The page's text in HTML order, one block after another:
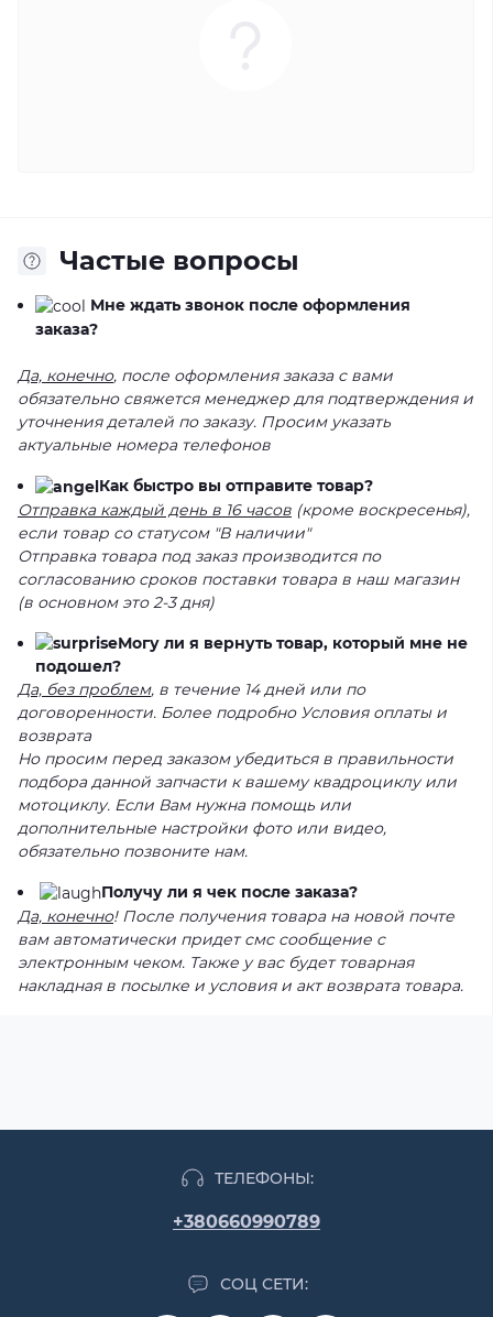
Частые вопросы
Мне ждать звонок после оформления
заказа?
Да, конечно, после оформления заказа с вами
обязательно свяжется менеджер для подтверждения и
уточнения деталей по заказу. Просим указать
актуальные номера телефонов
Как быстро вы отправите товар?
Отправка каждый день в 16 часов (кроме воскресенья),
если товар со статусом "В наличии"
Отправка товара под заказ производится по
согласованию сроков поставки товара в наш магазин
(в основном это 2-3 дня)
Могу ли я вернуть товар, который мне не
подошел?
Да, без проблем, в течение 14 дней или по
договоренности. Более подробно Условия оплаты и
возврата
Но просим перед заказом убедиться в правильности
подбора данной запчасти к вашему квадроциклу или
мотоциклу. Если Вам нужна помощь или
дополнительные настройки фото или видео,
обязательно позвоните нам.
Получу ли я чек после заказа?
Да, конечно! После получения товара на новой почте
вам автоматически придет смс сообщение с
электронным чеком. Также у вас будет товарная
накладная в посылке и условия и акт возврата товара.
ТЕЛЕФОНЫ:
+380660990789
СОЦ СЕТИ: